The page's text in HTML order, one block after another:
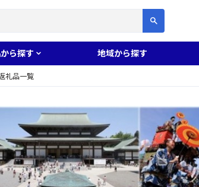
ら探す 地域から探す
礼品一覧